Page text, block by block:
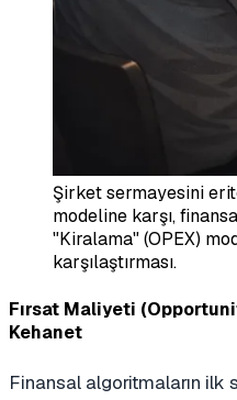
Şirket sermayesini
modeline karşı,
"Kiralama" (OPEX)
karşılaştırması.
Fırsat Maliyeti
Kehanet
Finansal algoritmaların ilk